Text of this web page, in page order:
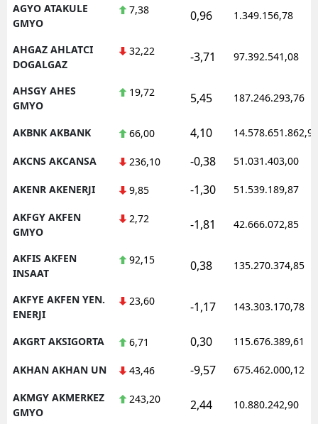
AGYO ATAKULE
GMYO
7,38 0,96 1.349.156,78
AHGAZ AHLATCI
DOGALGAZ
32,22 -3,71 97.392.541,08
AHSGY AHES
GMYO
19,72 5,45 187.246.293,76
AKBNK AKBANK 66,00 4,10 14.578.651.862,90
AKCNS AKCANSA 236,10 -0,38 51.031.403,00
AKENR AKENERJI 9,85 -1,30 51.539.189,87
AKFGY AKFEN
GMYO
2,72 -1,81 42.666.072,85
AKFIS AKFEN
INSAAT
92,15 0,38 135.270.374,85
AKFYE AKFEN YEN.
ENERJI
23,60 -1,17 143.303.170,78
AKGRT AKSIGORTA 6,71 0,30 115.676.389,61
AKHAN AKHAN UN 43,46 -9,57 675.462.000,12
AKMGY AKMERKEZ
GMYO
243,20 2,44 10.880.242,90